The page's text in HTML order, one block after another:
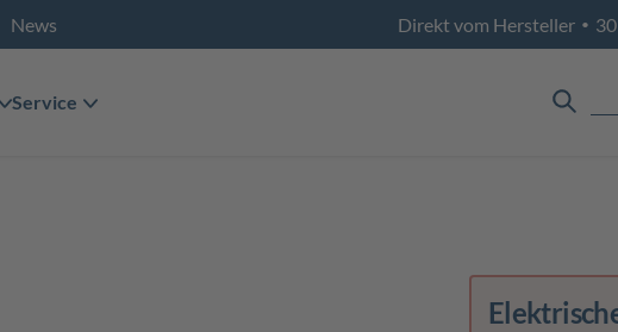
News Direkt vom Hersteller •
Service